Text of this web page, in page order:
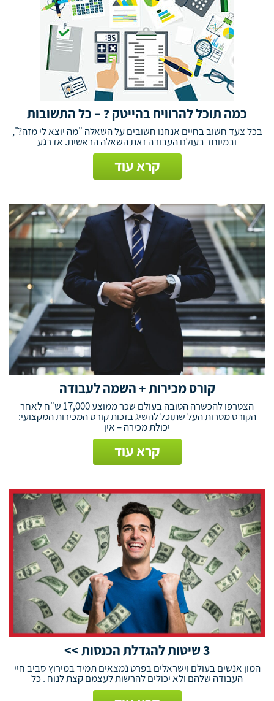
כמה תוכל להרוויח בהייטק ? – כל התשובות
בכל צעד חשוב בחיים אנחנו חשובים על השאלה "מה יוצא לי מזה?",
ובמיוחד בעולם העבודה זאת השאלה הראשית. אז רגע
קרא עוד
קורס מכירות + השמה לעבודה
הצטרפו להכשרה הטובה בעולם שכר ממוצע 17,000 ש"ח לאחר
הקורס מטרות העל שתוכל להשיג בזכות קורס המכירות המקצועי:
יכולת מכירה – אין
קרא עוד
3 שיטות להגדלת הכנסות >>
המון אנשים בעולם וישראלים בפרט נמצאים תמיד במירוץ סביב חיי
העבודה שלהם ולא יכולים להרשות לעצמם קצת לנוח . כל